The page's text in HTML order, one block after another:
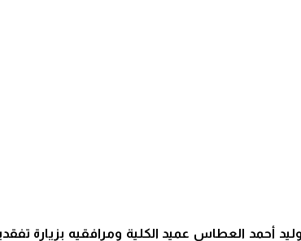
أحمد العطاس عميد الكلية ومرافقيه بزيارة